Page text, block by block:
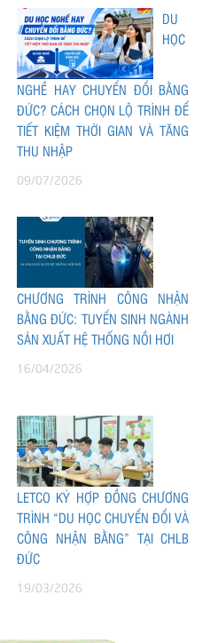
DU
HỌC
NGHỀ HAY CHUYỂN ĐỔI BẰNG
ĐỨC? CÁCH CHỌN LỘ TRÌNH ĐỂ
TIẾT KIỆM THỜI GIAN VÀ TĂNG
THU NHẬP
09/07/2026
CHƯƠNG TRÌNH CÔNG NHẬN
BẰNG ĐỨC: TUYỂN SINH NGÀNH
SẢN XUẤT HỆ THỐNG NỒI HƠI
16/04/2026
LETCO KÝ HỢP ĐỒNG CHƯƠNG
TRÌNH “DU HỌC CHUYỂN ĐỔI VÀ
CÔNG NHẬN BẰNG” TẠI CHLB
ĐỨC
19/03/2026